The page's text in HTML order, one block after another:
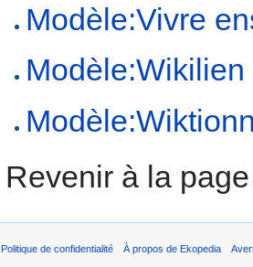
Modèle:Vivre
Revenir à la
Politique de confidentialité À propos de Ekopedia